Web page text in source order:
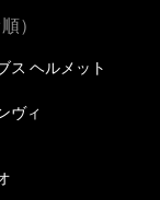
）
ス ヘルメット
ヴィ